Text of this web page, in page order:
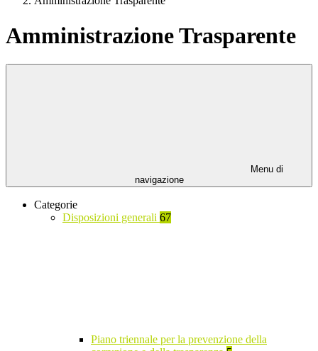
Amministrazione Trasparente
Menu di
navigazione
Categorie
Disposizioni generali 67
Piano triennale per la prevenzione della